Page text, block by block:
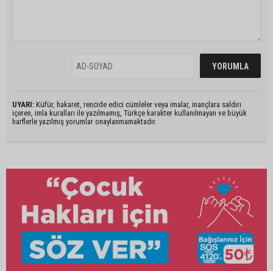
UYARI: Küfür, hakaret, rencide edici cümleler veya imalar, inançlara saldırı
içeren, imla kuralları ile yazılmamış, Türkçe karakter kullanılmayan ve büyük
harflerle yazılmış yorumlar onaylanmamaktadır.